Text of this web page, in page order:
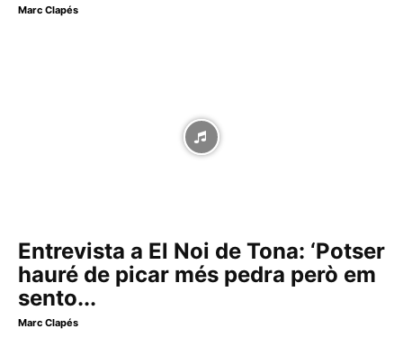
Marc Clapés
Entrevista a El Noi de Tona: ‘Potser
hauré de picar més pedra però em
sento...
Marc Clapés